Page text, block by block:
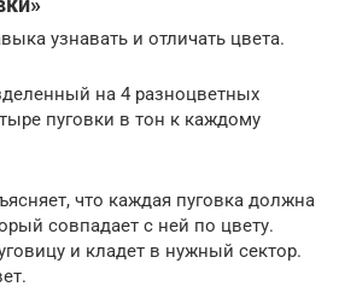
узнавать и отличать цвета.
на 4 разноцветных
пуговки в тон к каждому
что каждая пуговка должна
совпадает с ней по цвету.
и кладет в нужный сектор.